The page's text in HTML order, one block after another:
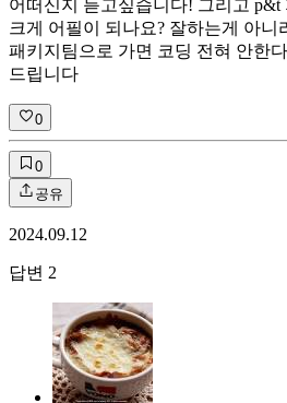
어떠신지 듣고싶습니다! 그리고 p&t
크게 어필이 되나요? 잘하는게 아니
패키지팀으로 가면 코딩 전혀 안한
드립니다
0
0
공유
2024.09.12
답변 2